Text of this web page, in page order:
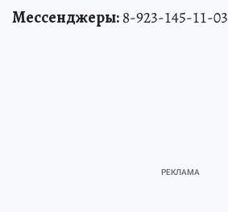
Мессенджеры:8-923-145-11-03